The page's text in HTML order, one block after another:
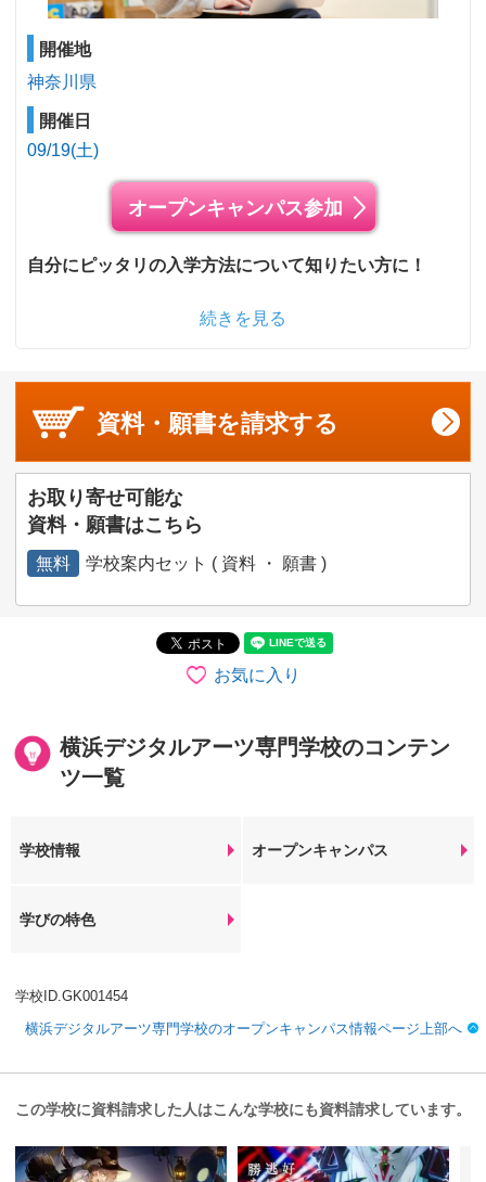
開催地
神奈川県
開催日
09/19(土)
オープンキャンパス参加
自分にピッタリの入学方法について知りたい方に！
続きを見る
資料・願書を請求する
お取り寄せ可能な
資料・願書はこちら
無料 学校案内セット ( 資料 ・ 願書 )
お気に入り
横浜デジタルアーツ専門学校のコンテン
ツ一覧
学校情報 オープンキャンパス
学びの特色
学校ID.GK001454
横浜デジタルアーツ専門学校のオープンキャンパス情報ページ上部へ
この学校に資料請求した人はこんな学校にも資料請求しています。